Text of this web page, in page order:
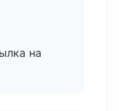
на